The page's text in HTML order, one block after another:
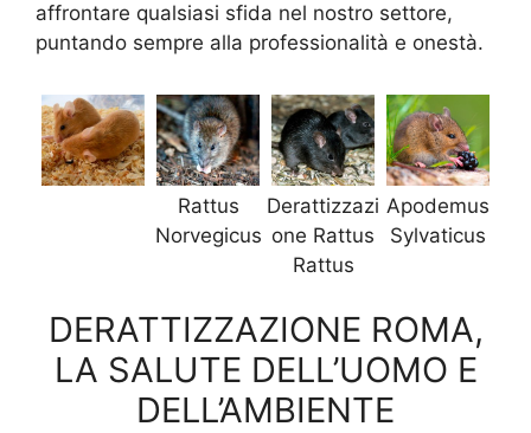
affrontare qualsiasi sfida nel nostro settore,
puntando sempre alla professionalità e onestà.
Rattus
Norvegicus
Derattizzazi
one Rattus
Rattus
Apodemus
Sylvaticus
DERATTIZZAZIONE ROMA,
LA SALUTE DELL’UOMO E
DELL’AMBIENTE